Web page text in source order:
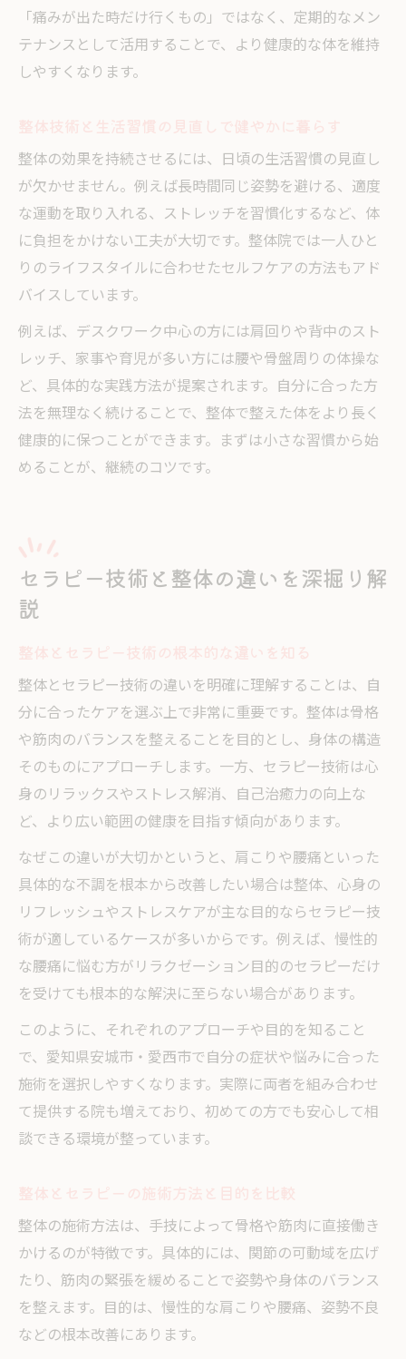
「痛みが出た時だけ行くもの」ではなく、定期的なメン
テナンスとして活用することで、より健康的な体を維持
しやすくなります。
整体の効果を持続させるには、日頃の生活習慣の見直し
が欠かせません。例えば長時間同じ姿勢を避ける、適度
な運動を取り入れる、ストレッチを習慣化するなど、体
に負担をかけない工夫が大切です。整体院では一人ひと
りのライフスタイルに合わせたセルフケアの方法もアド
バイスしています。
例えば、デスクワーク中心の方には肩回りや背中のスト
レッチ、家事や育児が多い方には腰や骨盤周りの体操な
ど、具体的な実践方法が提案されます。自分に合った方
法を無理なく続けることで、整体で整えた体をより長く
健康的に保つことができます。まずは小さな習慣から始
めることが、継続のコツです。
セラピー技術と整体の違いを深掘り解
説
整体とセラピー技術の違いを明確に理解することは、自
分に合ったケアを選ぶ上で非常に重要です。整体は骨格
や筋肉のバランスを整えることを目的とし、身体の構造
そのものにアプローチします。一方、セラピー技術は心
身のリラックスやストレス解消、自己治癒力の向上な
ど、より広い範囲の健康を目指す傾向があります。
なぜこの違いが大切かというと、肩こりや腰痛といった
具体的な不調を根本から改善したい場合は整体、心身の
リフレッシュやストレスケアが主な目的ならセラピー技
術が適しているケースが多いからです。例えば、慢性的
な腰痛に悩む方がリラクゼーション目的のセラピーだけ
を受けても根本的な解決に至らない場合があります。
このように、それぞれのアプローチや目的を知ること
で、愛知県安城市・愛西市で自分の症状や悩みに合った
施術を選択しやすくなります。実際に両者を組み合わせ
て提供する院も増えており、初めての方でも安心して相
談できる環境が整っています。
整体の施術方法は、手技によって骨格や筋肉に直接働き
かけるのが特徴です。具体的には、関節の可動域を広げ
たり、筋肉の緊張を緩めることで姿勢や身体のバランス
を整えます。目的は、慢性的な肩こりや腰痛、姿勢不良
などの根本改善にあります。